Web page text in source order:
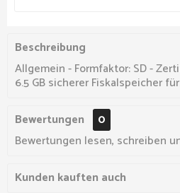
Beschreibung
Allgemein - Formfaktor: SD -
6.5 GB sicherer Fiskalspeicher
Bewertungen
0
Bewertungen lesen, schreiben
Kunden kauften auch